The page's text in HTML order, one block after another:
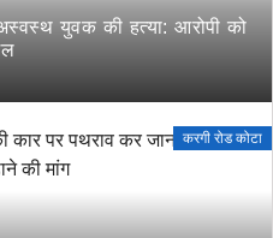
युवक की हत्या: आरोपी को
करगी रोड कोटा